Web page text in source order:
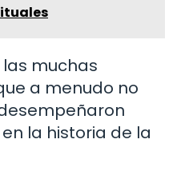
muchas
a menudo no
la historia de la